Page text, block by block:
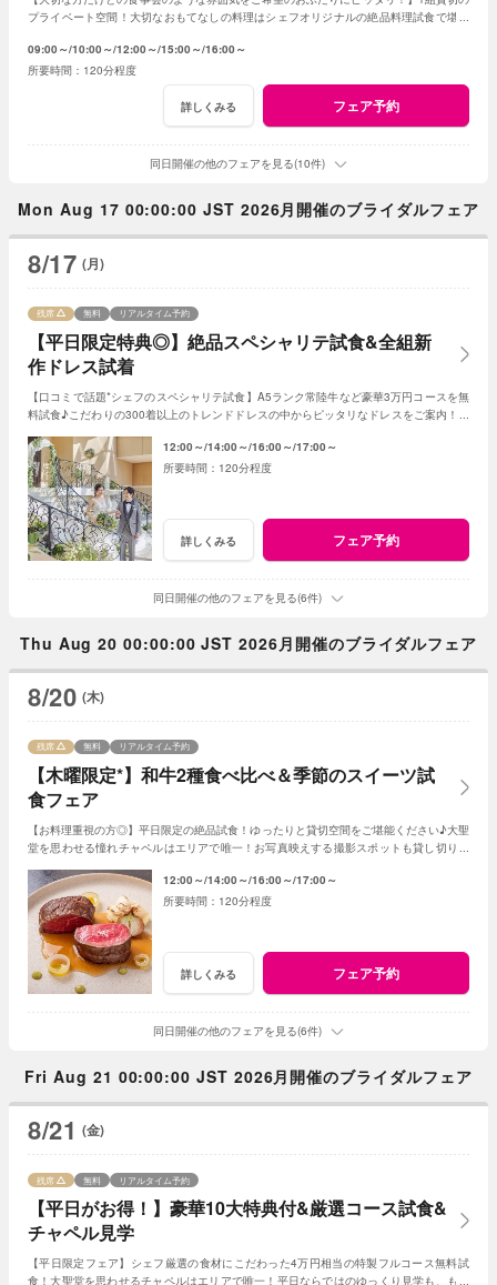
プライベート空間！大切なおもてなしの料理はシェフオリジナルの絶品料理試食で堪能
09:00～ 10:00～ 12:00～ 15:00～ 16:00～
120分程度
詳しくみる フェア予約
同日開催の他のフェアを見る(10件)
Mon Aug 17 00:00:00 JST 2026月開催のブライダルフェア
8/17 (月)
【平日限定特典◎】絶品スペシャリテ試食&全組新
作ドレス試着
残席 無料 リアルタイム予約
【口コミで話題*シェフのスペシャリテ試食】A5ランク常陸牛など豪華3万円コースを無
料試食♪こだわりの300着以上のトレンドドレスの中からピッタリなドレスをご案内！会
12:00～ 14:00～ 16:00～ 17:00～
120分程度
詳しくみる フェア予約
同日開催の他のフェアを見る(6件)
Thu Aug 20 00:00:00 JST 2026月開催のブライダルフェア
8/20 (木)
【木曜限定*】和牛2種食べ比べ＆季節のスイーツ試
食フェア
残席 無料 リアルタイム予約
【お料理重視の方◎】平日限定の絶品試食！ゆったりと貸切空間をご堪能ください♪大聖
堂を思わせる憧れチャペルはエリアで唯一！お写真映えする撮影スポットも貸し切り！
12:00～ 14:00～ 16:00～ 17:00～
120分程度
詳しくみる フェア予約
同日開催の他のフェアを見る(6件)
Fri Aug 21 00:00:00 JST 2026月開催のブライダルフェア
8/21 (金)
【平日がお得！】豪華10大特典付&厳選コース試食&
チャペル見学
残席 無料 リアルタイム予約
【平日限定フェア】シェフ厳選の食材にこだわった4万円相当の特製フルコース無料試
食！大聖堂を思わせるチャペルはエリアで唯一！平日ならではのゆっくり見学も、もち